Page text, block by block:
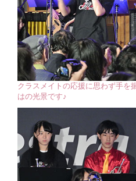
クラスメイトの応援に思わず手を
はの光景です♪